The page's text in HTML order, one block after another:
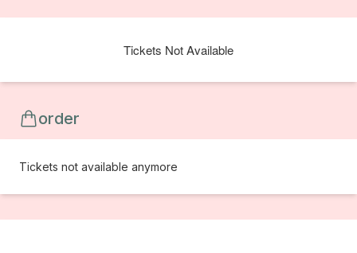
Tickets Not Available
order
Tickets not available anymore